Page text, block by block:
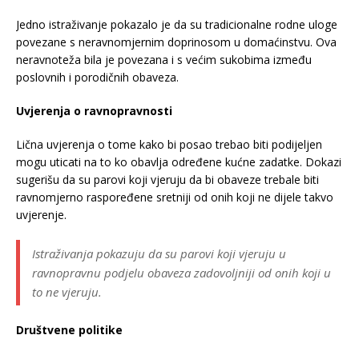
Jedno istraživanje pokazalo je da su tradicionalne rodne uloge
povezane s neravnomjernim doprinosom u domaćinstvu. Ova
neravnoteža bila je povezana i s većim sukobima između
poslovnih i porodičnih obaveza.
Uvjerenja o ravnopravnosti
Lična uvjerenja o tome kako bi posao trebao biti podijeljen
mogu uticati na to ko obavlja određene kućne zadatke. Dokazi
sugerišu da su parovi koji vjeruju da bi obaveze trebale biti
ravnomjerno raspoređene sretniji od onih koji ne dijele takvo
uvjerenje.
Istraživanja pokazuju da su parovi koji vjeruju u
ravnopravnu podjelu obaveza zadovoljniji od onih koji u
to ne vjeruju.
Društvene politike